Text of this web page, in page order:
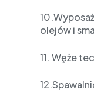
olejów i
11. Węże